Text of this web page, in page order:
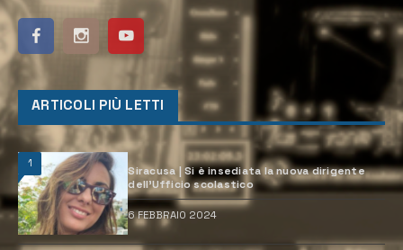
ARTICOLI PIÙ LETTI
1
Siracusa | Si è insediata la nuova dirigente
dell’Ufficio scolastico
6 FEBBRAIO 2024